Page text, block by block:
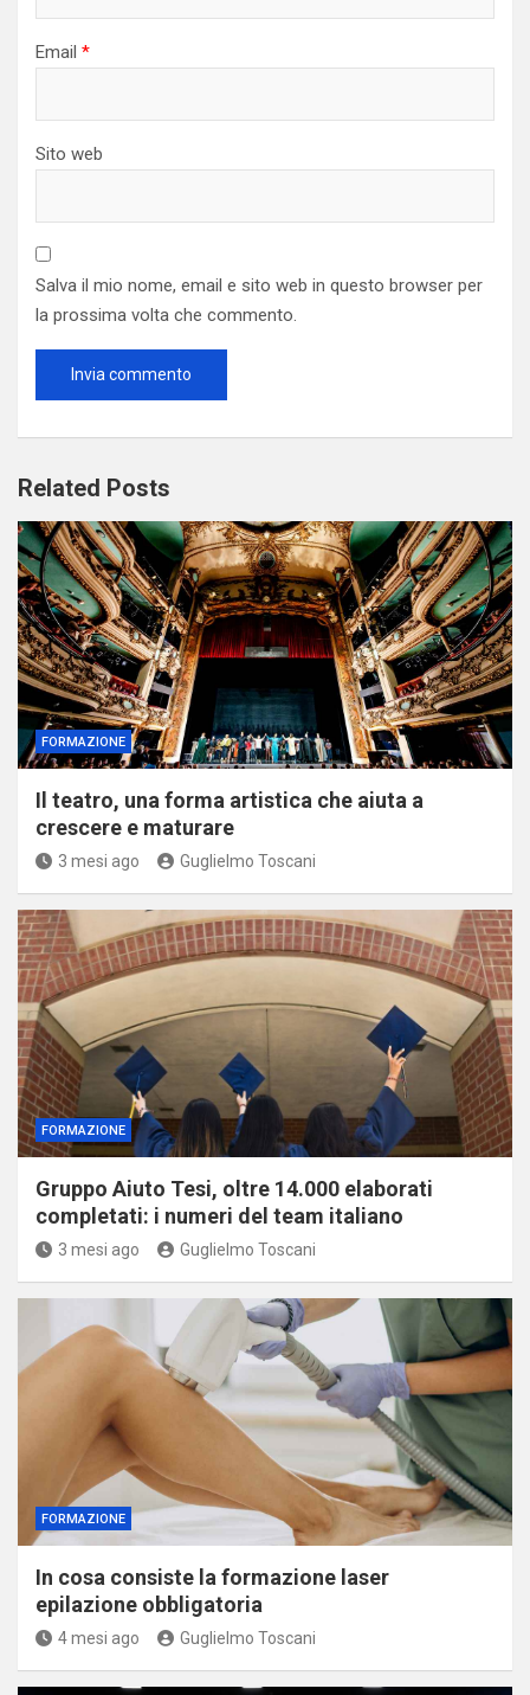
Email *
Sito web
Salva il mio nome, email e sito web in questo browser per
la prossima volta che commento.
Related Posts
FORMAZIONE
Il teatro, una forma artistica che aiuta a
crescere e maturare
3 mesi ago Guglielmo Toscani
FORMAZIONE
Gruppo Aiuto Tesi, oltre 14.000 elaborati
completati: i numeri del team italiano
3 mesi ago Guglielmo Toscani
FORMAZIONE
In cosa consiste la formazione laser
epilazione obbligatoria
4 mesi ago Guglielmo Toscani